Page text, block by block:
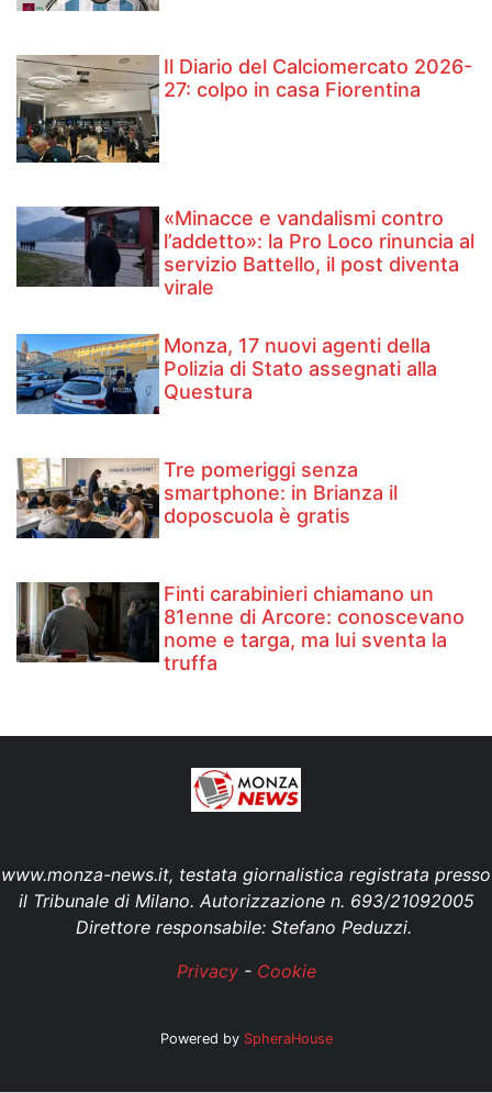
Il Diario del Calciomercato 2026-
27: colpo in casa Fiorentina
«Minacce e vandalismi contro
l’addetto»: la Pro Loco rinuncia al
servizio Battello, il post diventa
virale
Monza, 17 nuovi agenti della
Polizia di Stato assegnati alla
Questura
Tre pomeriggi senza
smartphone: in Brianza il
doposcuola è gratis
Finti carabinieri chiamano un
81enne di Arcore: conoscevano
nome e targa, ma lui sventa la
truffa
www.monza-news.it, testata giornalistica registrata presso
il Tribunale di Milano. Autorizzazione n. 693/21092005
Direttore responsabile: Stefano Peduzzi.
Privacy- Cookie
Powered by SpheraHouse